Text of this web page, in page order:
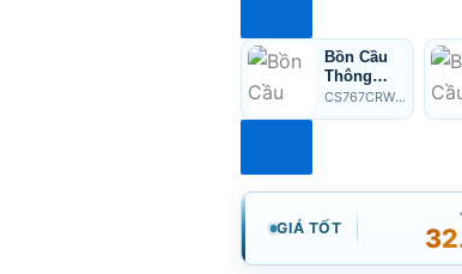
Bồn Cầu
Thông
Minh
TOTO
CS767CRW15
GIÁ TỐT